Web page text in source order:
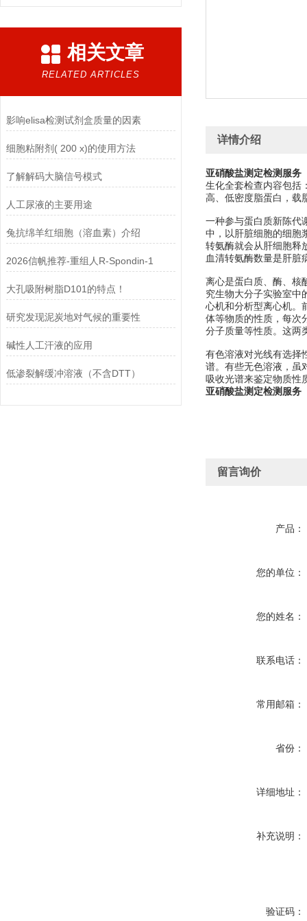
相关文章
RELATED ARTICLES
影响elisa检测试剂盒质量的因素
细胞粘附剂( 200 x)的使用方法
了解解码大脑信号模式
人工尿液的主要用途
兔抗绵羊红细胞（溶血素）介绍
2026信帆推荐-重组人R-Spondin-1
大孔吸附树脂D101的特点！
研究发现泥炭地对气候的重要性
碱性人工汗液的应用
低渗裂解缓冲溶液（不含DTT）
详情介绍
亚硝酸盐测定检测服务
生化全套检查内容包括
高、低密度脂蛋白，载
一种参与蛋白质新陈代
中，以肝脏细胞的细胞
转氨酶就会从肝细胞释
血清转氨酶数量是肝脏
离心是蛋白质、酶、核
究生物大分子实验室中
心机和分析型离心机。
体等物质的性质，每次
分子质量等性质。这两
有色溶液对光线有选择
谱。有些无色溶液，虽
吸收光谱来鉴定物质性
亚硝酸盐测定检测服务
留言询价
产品：
您的单位：
您的姓名：
联系电话：
常用邮箱：
省份：
详细地址：
补充说明：
验证码：